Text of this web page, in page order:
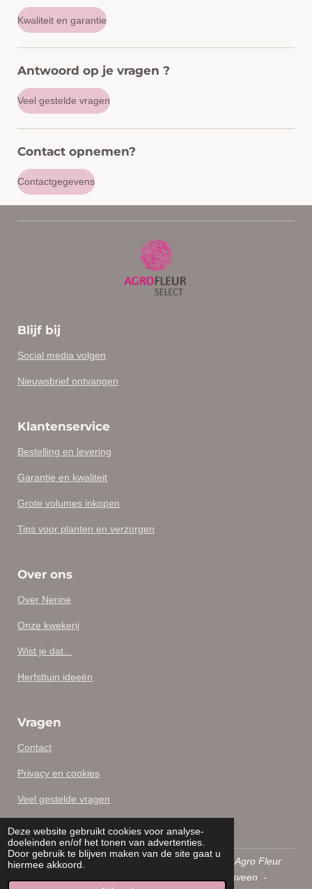
Deze website gebruikt cookies voor analyse-
doeleinden en/of het tonen van advertenties.
Door gebruik te blijven maken van de site gaat u
hiermee akkoord.
Kwaliteit en garantie
Antwoord op je vragen ?
Veel gestelde vragen
Contact opnemen?
Contactgegevens
Blijf bij
Social media volgen
Nieuwsbrief ontvangen
Klantenservice
Bestelling en levering
Garantie en kwaliteit
Grote volumes inkopen
Tips voor planten en verzorgen
Over ons
Over Nerine
Onze kwekerij
Wist je dat...
Herfsttuin ideeën
Vragen
Contact
Privacy en cookies
Veel gestelde vragen
Copyright © 2026
- Een activiteit van Agro Fleur
Select B.V. - Floraweg 34 2371 AK Roelofarendsveen -